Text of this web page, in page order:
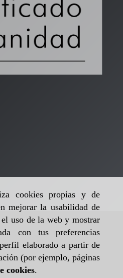
cookies propias y de
mejorar la usabilidad de
uso de la web y mostrar
con tus preferencias
elaborado a partir de
(por ejemplo, páginas
cookies.